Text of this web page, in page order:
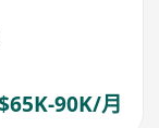
90K/月